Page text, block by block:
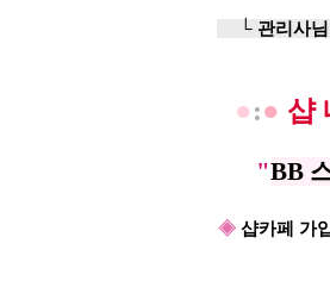
└ 관리사
●:● 샵
"BB
◈ 샵카페 가